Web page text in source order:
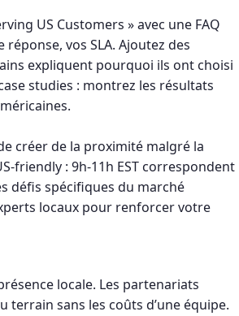
US Customers » avec une FAQ
vos SLA. Ajoutez des
expliquent pourquoi ils ont choisi
studies : montrez les résultats
créer de la proximité malgré la
friendly : 9h-11h EST correspondent
défis spécifiques du marché
locaux pour renforcer votre
locale. Les partenariats
terrain sans les coûts d’une équipe.